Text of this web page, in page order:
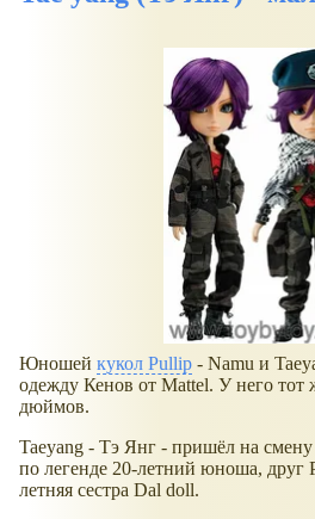
Юношей кукол Pullip - Namu и
одежду Кенов от Mattel. У него тот
дюймов.
Taeyang - Тэ Янг - пришёл на
по легенде 20-летний юноша, друг
летняя сестра Dal doll.